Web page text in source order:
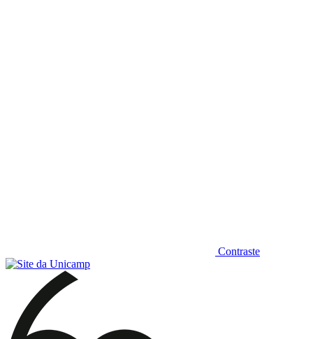
Contraste